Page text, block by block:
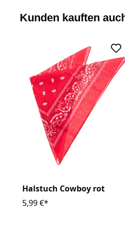
Kunden kauften
Halstuch Cowboy rot
5,99 €*